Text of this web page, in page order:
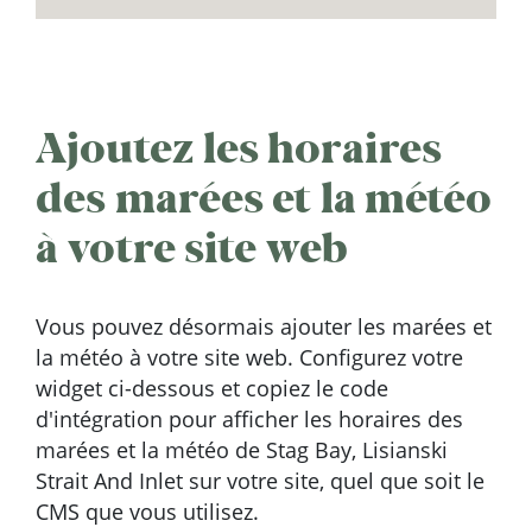
Ajoutez les horaires
des marées et la météo
à votre site web
Vous pouvez désormais ajouter les marées et
la météo à votre site web. Configurez votre
widget ci-dessous et copiez le code
d'intégration pour afficher les horaires des
marées et la météo de Stag Bay, Lisianski
Strait And Inlet sur votre site, quel que soit le
CMS que vous utilisez.